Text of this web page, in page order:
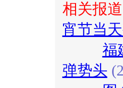
相关报道
宵节当
福
弹势头